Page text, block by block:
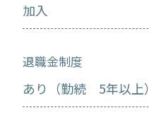
加入
退職金制度
あり（勤続 5年以上）